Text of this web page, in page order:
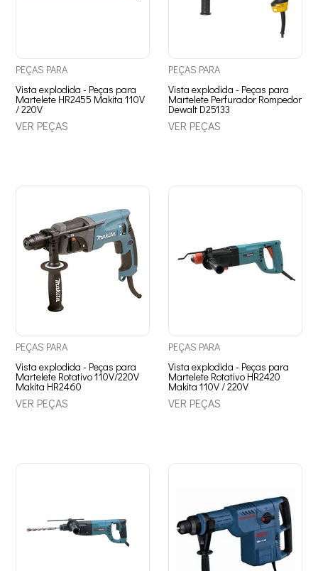
PEÇAS PARA
Vista explodida - Peças para
Martelete HR2455 Makita 110V
/ 220V
VER PEÇAS
PEÇAS PARA
Vista explodida - Peças para
Martelete Perfurador Rompedor
Dewalt D25133
VER PEÇAS
PEÇAS PARA
Vista explodida - Peças para
Martelete Rotativo 110V/220V
Makita HR2460
VER PEÇAS
PEÇAS PARA
Vista explodida - Peças para
Martelete Rotativo HR2420
Makita 110V / 220V
VER PEÇAS